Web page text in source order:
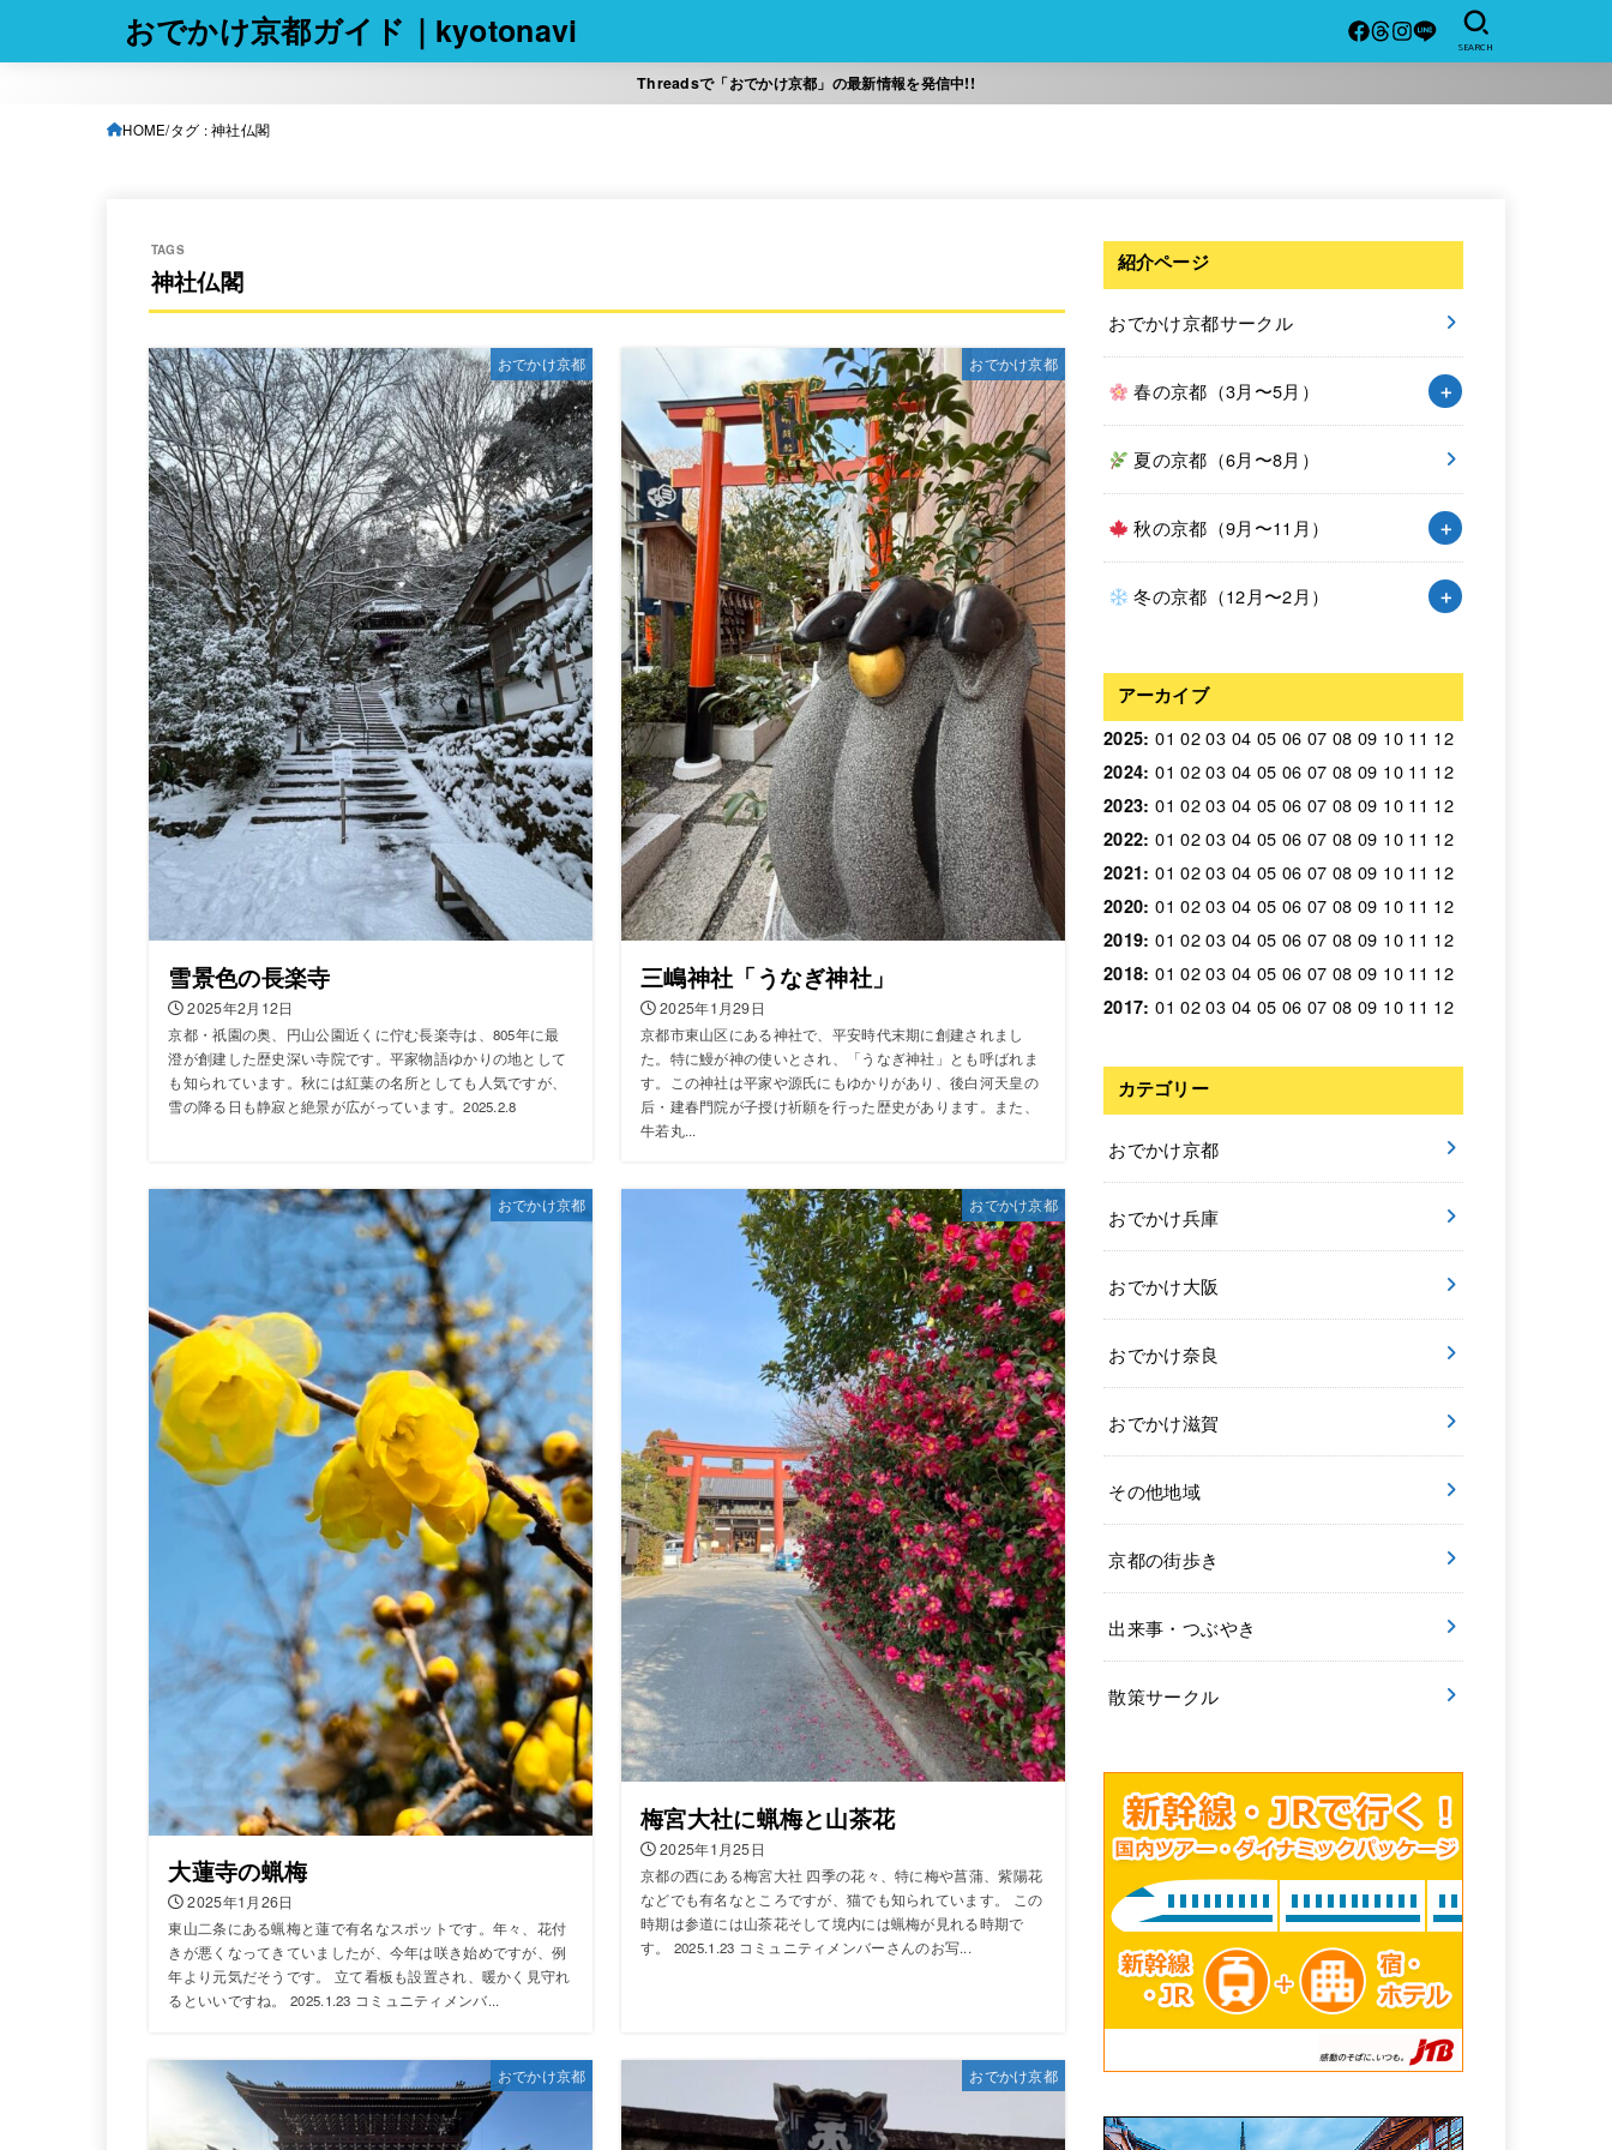
おでかけ京都ガイド｜kyotonavi SEARCH
Threadsで「おでかけ京都」の最新情報を発信中!!
HOME タグ : 神社仏閣
神社仏閣
おでかけ京都
雪景色の長楽寺
2025年2月12日
京都・祇園の奥、円山公園近くに佇む長楽寺は、805年に最
澄が創建した歴史深い寺院です。平家物語ゆかりの地として
も知られています。秋には紅葉の名所としても人気ですが、
雪の降る日も静寂と絶景が広がっています。2025.2.8
おでかけ京都
三嶋神社「うなぎ神社」
2025年1月29日
京都市東山区にある神社で、平安時代末期に創建されまし
た。特に鰻が神の使いとされ、「うなぎ神社」とも呼ばれま
す。この神社は平家や源氏にもゆかりがあり、後白河天皇の
后・建春門院が子授け祈願を行った歴史があります。また、
牛若丸...
おでかけ京都
大蓮寺の蝋梅
2025年1月26日
東山二条にある蝋梅と蓮で有名なスポットです。年々、花付
きが悪くなってきていましたが、今年は咲き始めですが、例
年より元気だそうです。 立て看板も設置され、暖かく見守れ
るといいですね。 2025.1.23 コミュニティメンバ...
おでかけ京都
梅宮大社に蝋梅と山茶花
2025年1月25日
京都の西にある梅宮大社 四季の花々、特に梅や菖蒲、紫陽花
などでも有名なところですが、猫でも知られています。 この
時期は参道には山茶花そして境内には蝋梅が見れる時期で
す。 2025.1.23 コミュニティメンバーさんのお写...
おでかけ京都 おでかけ京都
紹介ページ
おでかけ京都サークル
春の京都（3月〜5月）
夏の京都（6月〜8月）
秋の京都（9月〜11月）
冬の京都（12月〜2月）
アーカイブ
2025:01 02 03 04 05 06 07 08 09 10 11 12
2024:01 02 03 04 05 06 07 08 09 10 11 12
2023:01 02 03 04 05 06 07 08 09 10 11 12
2022:01 02 03 04 05 06 07 08 09 10 11 12
2021:01 02 03 04 05 06 07 08 09 10 11 12
2020:01 02 03 04 05 06 07 08 09 10 11 12
2019:01 02 03 04 05 06 07 08 09 10 11 12
2018:01 02 03 04 05 06 07 08 09 10 11 12
2017:01 02 03 04 05 06 07 08 09 10 11 12
カテゴリー
おでかけ京都
おでかけ兵庫
おでかけ大阪
おでかけ奈良
おでかけ滋賀
その他地域
京都の街歩き
出来事・つぶやき
散策サークル